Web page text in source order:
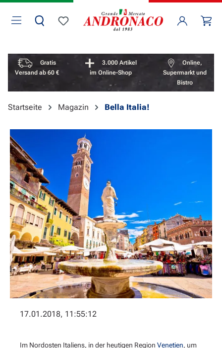
Zum Hauptinhalt springen
Du hast 0 Produkte auf dem Merkzettel
Vorteile überspringen
Gratis
Versand ab 60 €
3.000 Artikel
im Online-Shop
Online,
Supermarkt und
Bistro
Startseite Magazin Bella Italia!
17.01.2018, 11:55:12
Im Nordosten Italiens, in der heutigen Region Venetien, um